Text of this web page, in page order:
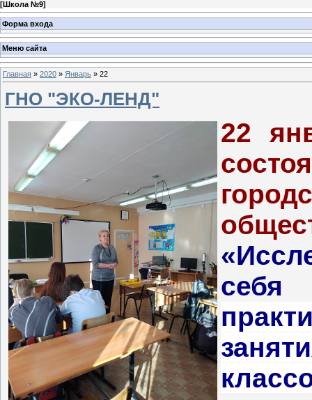
[Школа №9]
Форма входа
Меню сайта
Главная » 2020 » Январь » 22
ГНО "ЭКО-ЛЕНД"
22